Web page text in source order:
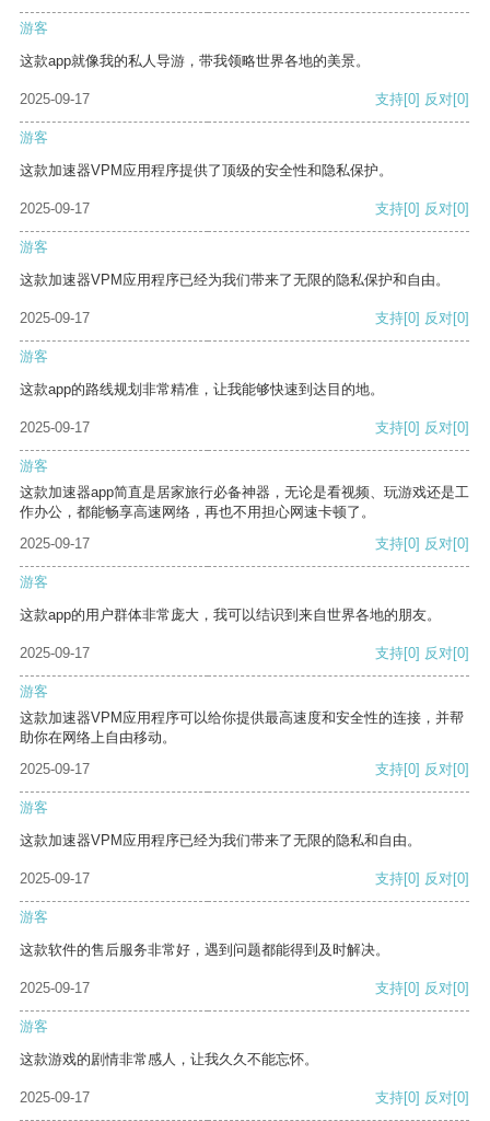
游客
这款app就像我的私人导游，带我领略世界各地的美景。
2025-09-17 支持[0] 反对[0]
游客
这款加速器VPM应用程序提供了顶级的安全性和隐私保护。
2025-09-17 支持[0] 反对[0]
游客
这款加速器VPM应用程序已经为我们带来了无限的隐私保护和自由。
2025-09-17 支持[0] 反对[0]
游客
这款app的路线规划非常精准，让我能够快速到达目的地。
2025-09-17 支持[0] 反对[0]
游客
这款加速器app简直是居家旅行必备神器，无论是看视频、玩游戏还是工
作办公，都能畅享高速网络，再也不用担心网速卡顿了。
2025-09-17
支持[0] 反对[0]
游客
这款app的用户群体非常庞大，我可以结识到来自世界各地的朋友。
2025-09-17 支持[0] 反对[0]
游客
这款加速器VPM应用程序可以给你提供最高速度和安全性的连接，并帮
助你在网络上自由移动。
2025-09-17
支持[0] 反对[0]
游客
这款加速器VPM应用程序已经为我们带来了无限的隐私和自由。
2025-09-17 支持[0] 反对[0]
游客
这款软件的售后服务非常好，遇到问题都能得到及时解决。
2025-09-17 支持[0] 反对[0]
游客
这款游戏的剧情非常感人，让我久久不能忘怀。
2025-09-17 支持[0] 反对[0]